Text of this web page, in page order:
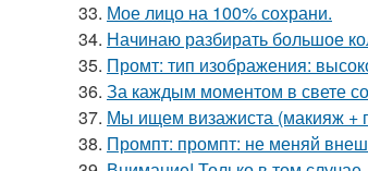
33. Мое лицо на 100% сохрани.
34. Начинаю разбирать большое
35. Промт: тип изображения:
36. За каждым моментом в свете
37. Мы ищем визажиста (макияж +
38. Промпт: промпт: не меняй